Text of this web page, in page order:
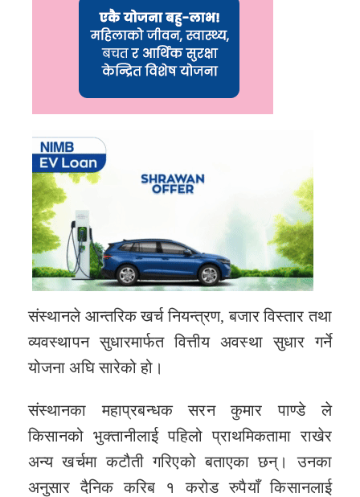
संस्थानले आन्तरिक खर्च नियन्त्रण, बजार विस्तार तथा
व्यवस्थापन सुधारमार्फत वित्तीय अवस्था सुधार गर्ने
योजना अघि सारेको हो।
संस्थानका महाप्रबन्धक सरन कुमार पाण्डे ले
किसानको भुक्तानीलाई पहिलो प्राथमिकतामा राखेर
अन्य खर्चमा कटौती गरिएको बताएका छन्। उनका
अनुसार दैनिक करिब १ करोड रुपैयाँ किसानलाई